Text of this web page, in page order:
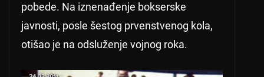
pobede. Na iznenađenje bokserske
javnosti, posle šestog prvenstvenog kola,
otišao je na odsluženje vojnog roka.